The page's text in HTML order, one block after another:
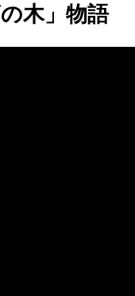
木」物語